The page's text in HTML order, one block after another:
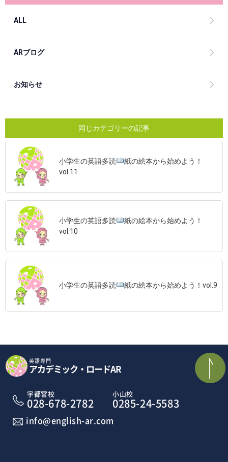
ALL
ARブログ
お知らせ
同じカテゴリーの記事
小学生の英語多読
紙の絵本から始めよう！
vol.11
小学生の英語多読
紙の絵本から始めよう！
vol.10
小学生の英語多読 紙の絵本から始めよう！vol.9
英語専門
アカデミック・ロードAR
宇都宮校
028-678-2782
小山校
0285-24-5583
info@english-ar.com